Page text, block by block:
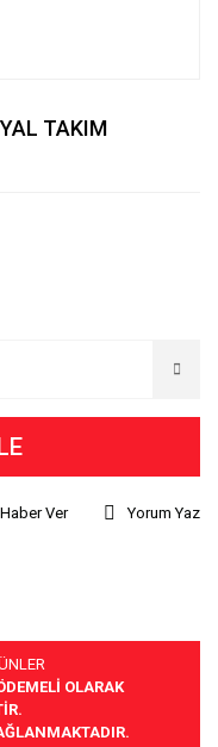
TAKIM
Ver
Yorum Yaz
OLARAK